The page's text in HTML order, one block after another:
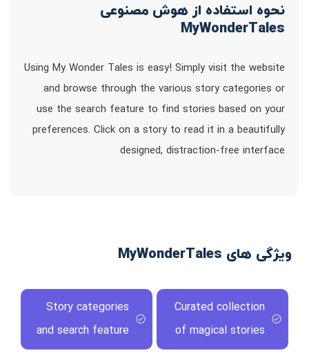
نحوه استفاده از هوش مصنوعی
MyWonderTales
Using My Wonder Tales is easy! Simply visit the website
and browse through the various story categories or
use the search feature to find stories based on your
preferences. Click on a story to read it in a beautifully
designed, distraction-free interface
ویژگی های MyWonderTales
Curated collection
of magical stories
Story categories
and search feature